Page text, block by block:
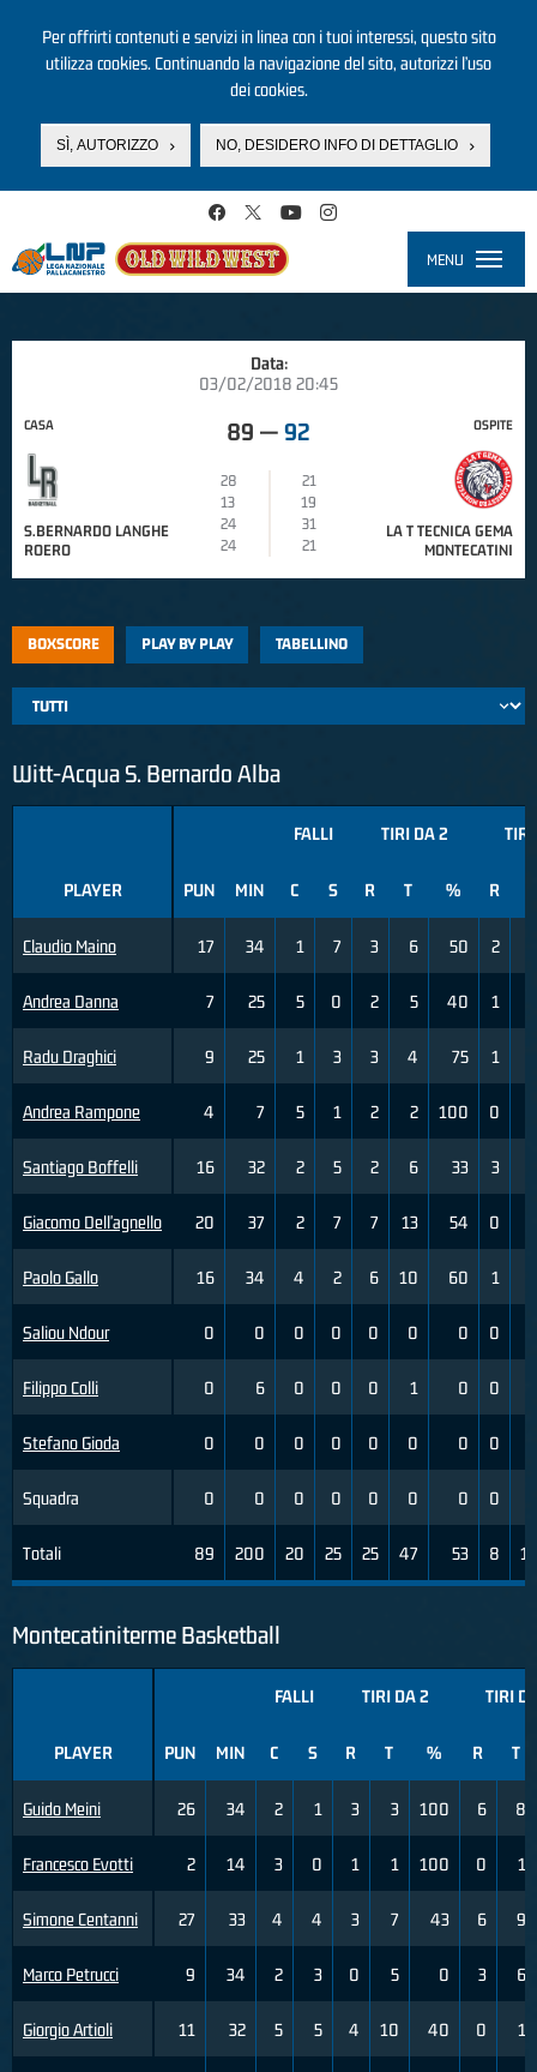
Per offrirti contenuti e servizi in linea con i tuoi interessi, questo sito
utilizza cookies. Continuando la navigazione del sito, autorizzi l’uso
dei cookies.
SÌ, AUTORIZZO NO, DESIDERO INFO DI DETTAGLIO
MENU
Data:
03/02/2018 20:45
CASA
S.BERNARDO LANGHE
ROERO
89 — 92
28
21
13
19
24
31
24
21
OSPITE
LA T TECNICA GEMA
MONTECATINI
BOXSCORE PLAY BY PLAY TABELLINO
Witt-Acqua S. Bernardo Alba
PLAYER
Claudio Maino
Andrea Danna
Radu Draghici
Andrea Rampone
Santiago Boffelli
Giacomo Dell'agnello
Paolo Gallo
Saliou Ndour
Filippo Colli
Stefano Gioda
Squadra
Totali
FALLI TIRI DA 2
PUN MIN C S R T % R
17 34 1 7 3 6 50 2
7 25 5 0 2 5 40 1
9 25 1 3 3 4 75 1
4 7 5 1 2 2 100 0
16 32 2 5 2 6 33 3
20 37 2 7 7 13 54 0
16 34 4 2 6 10 60 1
0 0 0 0 0 0 0 0
0 6 0 0 0 1 0 0
0 0 0 0 0 0 0 0
0 0 0 0 0 0 0 0
89 200 20 25 25 47 53 8 19
Montecatiniterme Basketball
PLAYER
Guido Meini
Francesco Evotti
Simone Centanni
Marco Petrucci
Giorgio Artioli
FALLI TIRI DA 2 TIRI
PUN MIN C S R T % R T
26 34 2 1 3 3 100 6 8
2 14 3 0 1 1 100 0 1
27 33 4 4 3 7 43 6 9
9 34 2 3 0 5 0 3 6
11 32 5 5 4 10 40 0 1